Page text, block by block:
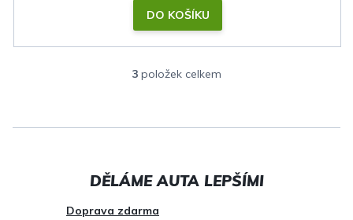
DO KOŠÍKU
O
l
a
3 položek celkem
Doprava zdarma